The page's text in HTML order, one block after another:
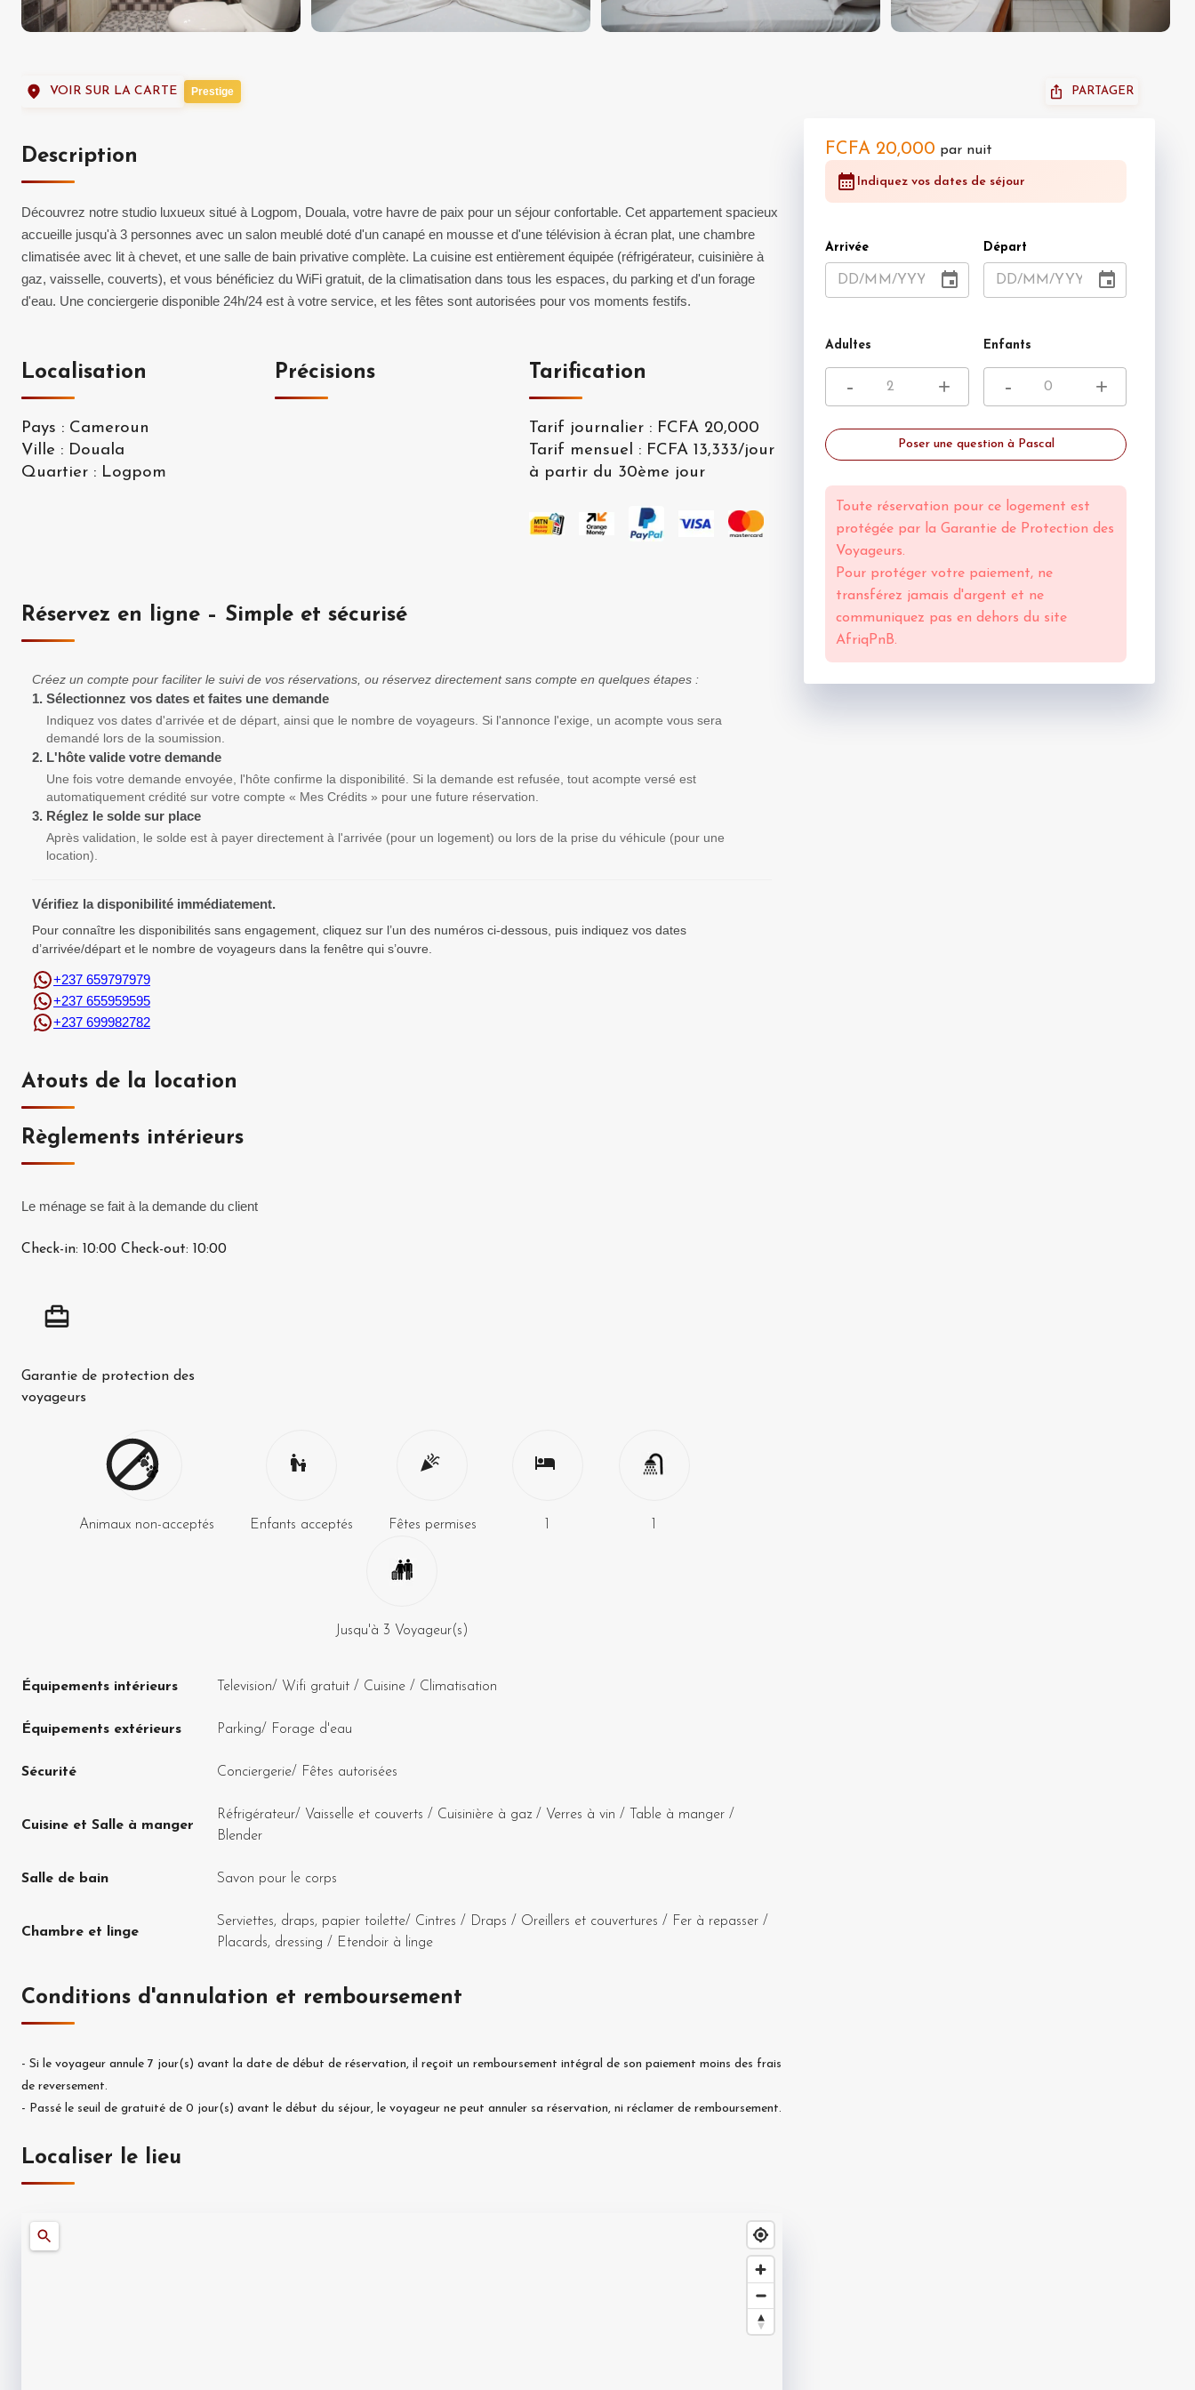
VOIR SUR LA CARTE Prestige PARTAGER
Description
Découvrez notre studio luxueux situé à Logpom, Douala, votre havre de paix pour un séjour confortable. Cet appartement spacieux
accueille jusqu'à 3 personnes avec un salon meublé doté d'un canapé en mousse et d'une télévision à écran plat, une chambre
climatisée avec lit à chevet, et une salle de bain privative complète. La cuisine est entièrement équipée (réfrigérateur, cuisinière à
gaz, vaisselle, couverts), et vous bénéficiez du WiFi gratuit, de la climatisation dans tous les espaces, du parking et d'un forage
d'eau. Une conciergerie disponible 24h/24 est à votre service, et les fêtes sont autorisées pour vos moments festifs.
Localisation
Pays : Cameroun
Ville : Douala
Quartier : Logpom
Précisions Tarification
Tarif journalier: FCFA 20,000
Tarif mensuel : FCFA 13,333/jour
à partir du 30ème jour
Réservez en ligne – Simple et sécurisé
Créez un compte pour faciliter le suivi de vos réservations, ou réservez directement sans compte en quelques étapes :
1. Sélectionnez vos dates et faites une demande
Indiquez vos dates d'arrivée et de départ, ainsi que le nombre de voyageurs. Si l'annonce l'exige, un acompte vous sera
demandé lors de la soumission.
2. L'hôte valide votre demande
Une fois votre demande envoyée, l'hôte confirme la disponibilité. Si la demande est refusée, tout acompte versé est
automatiquement crédité sur votre compte « Mes Crédits » pour une future réservation.
3. Réglez le solde sur place
Après validation, le solde est à payer directement à l'arrivée (pour un logement) ou lors de la prise du véhicule (pour une
location).
Vérifiez la disponibilité immédiatement.
Pour connaître les disponibilités sans engagement, cliquez sur l’un des numéros ci-dessous, puis indiquez vos dates
d’arrivée/départ et le nombre de voyageurs dans la fenêtre qui s’ouvre.
+237 659797979
+237 655959595
+237 699982782
Atouts de la location
Règlements intérieurs
Le ménage se fait à la demande du client
Check-in: 10:00 Check-out: 10:00
Garantie de protection des
voyageurs
Animaux non-acceptés Enfants acceptés Fêtes permises
Jusqu'à 3 Voyageur(s)
Équipements intérieurs Television/ Wifi gratuit / Cuisine / Climatisation
Équipements extérieurs Parking/ Forage d'eau
Sécurité Conciergerie/ Fêtes autorisées
Cuisine et Salle à manger
Réfrigérateur/ Vaisselle et couverts / Cuisinière à gaz / Verres à vin / Table à manger /
Blender
Salle de bain Savon pour le corps
Chambre et linge
Serviettes, draps, papier toilette/ Cintres / Draps / Oreillers et couvertures / Fer à repasser /
Placards, dressing / Etendoir à linge
Conditions d'annulation et remboursement
- Si le voyageur annule 7 jour(s) avant la date de début de réservation, il reçoit un remboursement intégral de son paiement moins des frais
de reversement.
- Passé le seuil de gratuité de 0 jour(s) avant le début du séjour, le voyageur ne peut annuler sa réservation, ni réclamer de remboursement.
Localiser le lieu
FCFA 20,000 par nuit
Indiquez vos dates de séjour
Arrivée
DD/MM/YYYY
Départ
DD/MM/YYYY
Adultes
- +
Enfants
- +
Poser une question à Pascal
Toute réservation pour ce logement est
protégée par la Garantie de Protection des
Voyageurs.
Pour protéger votre paiement, ne
transférez jamais d'argent et ne
communiquez pas en dehors du site
AfriqPnB.